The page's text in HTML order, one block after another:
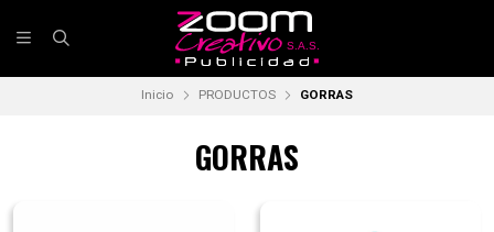
Inicio PRODUCTOS GORRAS
GORRAS